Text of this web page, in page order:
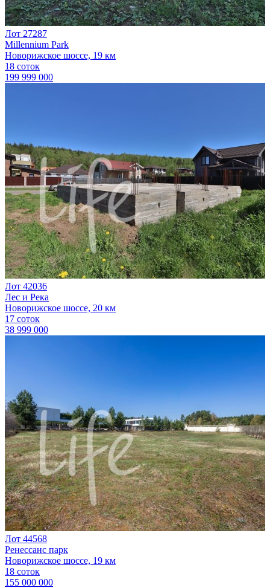
Лот 27287
Millennium Park
Новорижское шоссе, 19 км
18 соток
199 999 000
Лот 42036
Лес и Река
Новорижское шоссе, 20 км
17 соток
38 999 000
Лот 44568
Ренессанс парк
Новорижское шоссе, 19 км
18 соток
155 000 000